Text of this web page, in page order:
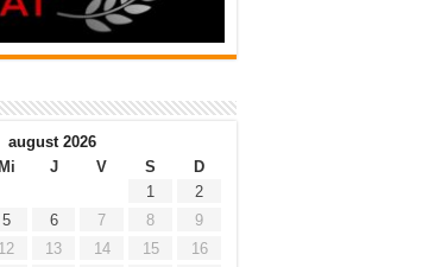
august 2026
Mi J V S
D
1
2
5 6 7 8
9
12 13 14 15
16